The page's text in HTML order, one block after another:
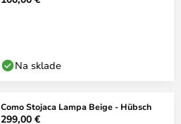
Na sklade
Como Stojaca Lampa Beige - Hübsch
299,00 €